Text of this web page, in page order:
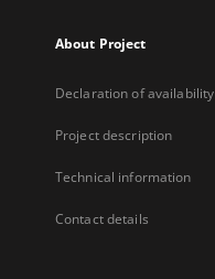
About Project
Declaration of availability
Project description
Technical information
Contact details